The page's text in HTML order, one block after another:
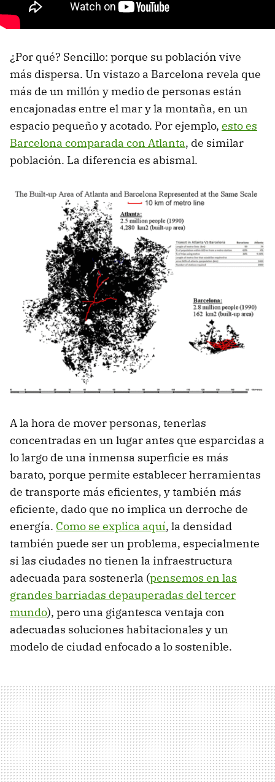
¿Por qué? Sencillo: porque su población vive
más dispersa. Un vistazo a Barcelona revela que
más de un millón y medio de personas están
encajonadas entre el mar y la montaña, en un
espacio pequeño y acotado. Por ejemplo, esto es
Barcelona comparada con Atlanta, de similar
población. La diferencia es abismal.
A la hora de mover personas, tenerlas
concentradas en un lugar antes que esparcidas a
lo largo de una inmensa superficie es más
barato, porque permite establecer herramientas
de transporte más eficientes, y también más
eficiente, dado que no implica un derroche de
energía. Como se explica aquí, la densidad
también puede ser un problema, especialmente
si las ciudades no tienen la infraestructura
adecuada para sostenerla (pensemos en las
grandes barriadas depauperadas del tercer
mundo), pero una gigantesca ventaja con
adecuadas soluciones habitacionales y un
modelo de ciudad enfocado a lo sostenible.